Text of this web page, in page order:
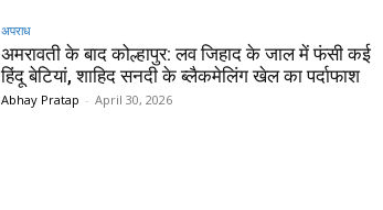
अपराध
अमरावती के बाद कोल्हापुर: लव जिहाद के जाल में फंसी कई
हिंदू बेटियां, शाहिद सनदी के ब्लैकमेलिंग खेल का पर्दाफाश
Abhay Pratap - April 30, 2026